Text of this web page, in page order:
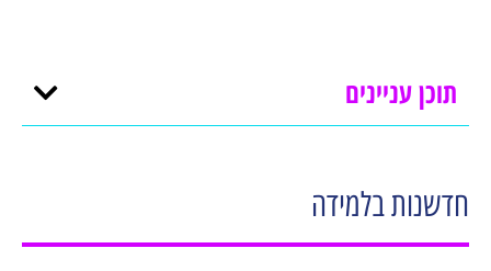
תוכן עניינים
חדשנות בלמידה